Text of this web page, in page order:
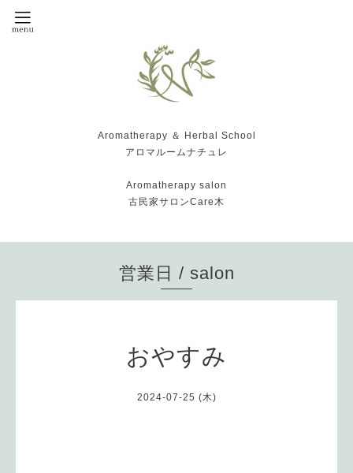
Aromatherapy ＆ Herbal School
アロマルームナチュレ
Aromatherapy salon
古民家サロンCare木
営業日 / salon
おやすみ
2024-07-25 (木)